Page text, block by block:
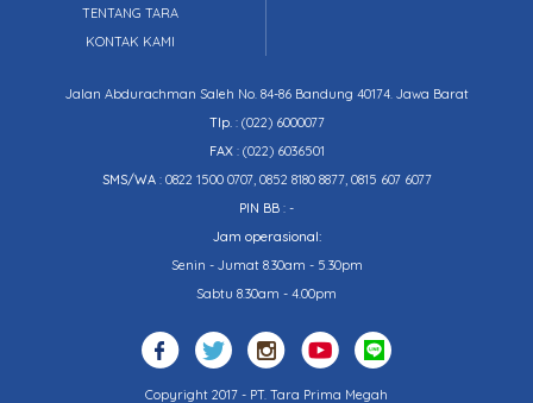
TENTANG TARA
KONTAK KAMI
Jalan Abdurachman Saleh No. 84-86 Bandung 40174. Jawa Barat
Tlp.: (022) 6000077
FAX: (022) 6036501
SMS/WA: 0822 1500 0707, 0852 8180 8877, 0815 607 6077
PIN BB : -
Jam operasional:
Senin - Jumat 8.30am - 5.30pm
Sabtu 8.30am - 4.00pm
Copyright 2017 - PT. Tara Prima Megah